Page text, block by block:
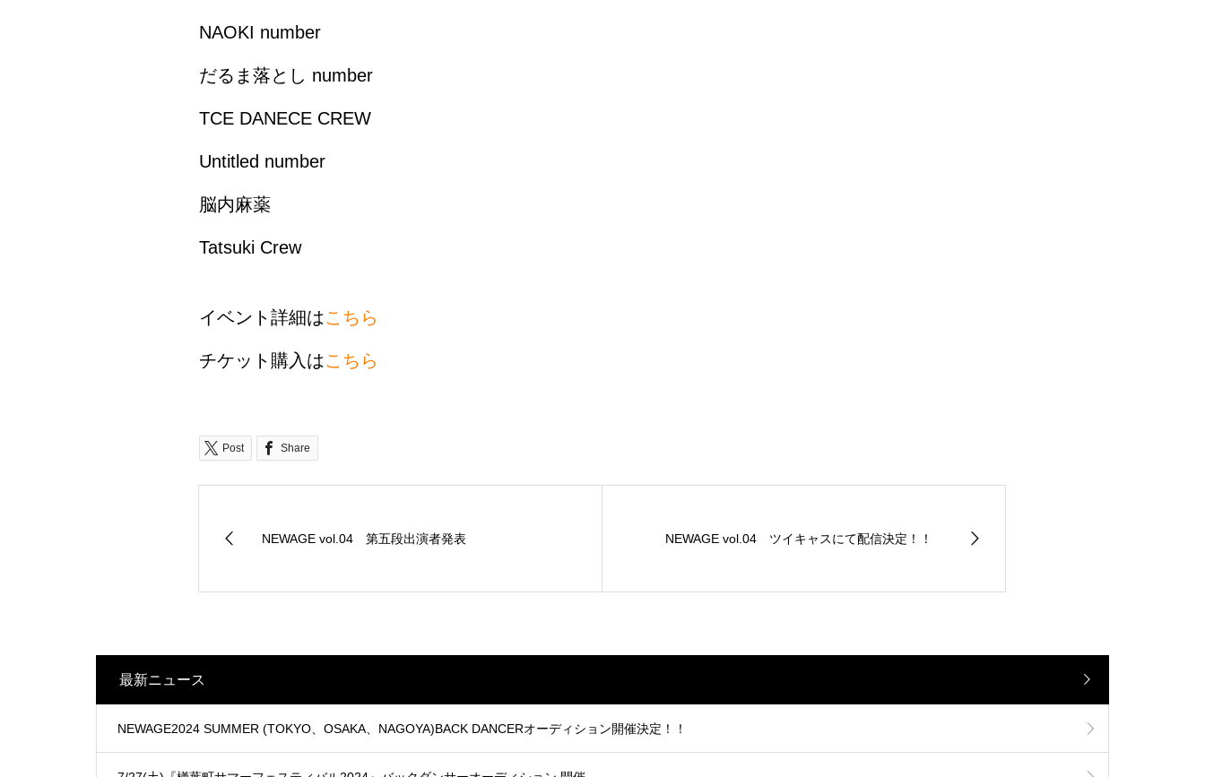
NAOKI number
だるま落とし number
TCE DANECE CREW
Untitled number
脳内麻薬
Tatsuki Crew
イベント詳細はこちら
チケット購入はこちら
Post Share
NEWAGE vol.04 第五段出演者発表 NEWAGE vol.04 ツイキャスにて配信決定！！
最新ニュース
NEWAGE2024 SUMMER (TOKYO、OSAKA、NAGOYA)BACK DANCERオーディション開催決定！！